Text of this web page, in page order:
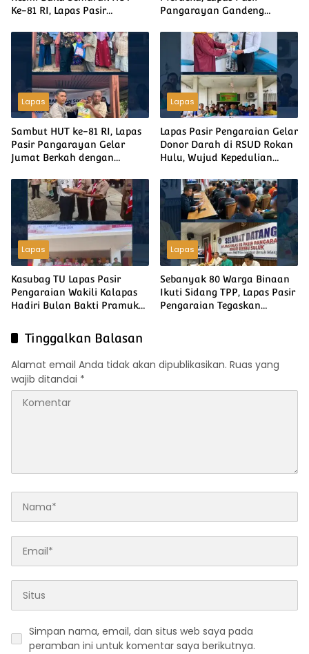
Ke-81 RI, Lapas Pasir
Terbaik di Kakanwil Cup Mini
Soccer
Pangarayan Gandeng
Pemeriksaan Kesehatan
Lapas
Sambut HUT ke-81 RI, Lapas
Pasir Pangarayan Gelar
Jumat Berkah dengan
Warga Kurang Mampu
Lapas
Lapas Pasir Pengaraian Gelar
Donor Darah di RSUD Rokan
Hulu, Wujud Kepedulian
Kemerdekaan RI
Lapas
Kasubag TU Lapas Pasir
Pengaraian Wakili Kalapas
Hadiri Bulan Bakti Pramuka
Rokan Hulu
Lapas
Sebanyak 80 Warga Binaan
Ikuti Sidang TPP, Lapas Pasir
Pengaraian Tegaskan
Tinggalkan Balasan
Alamat email Anda tidak akan dipublikasikan. Ruas yang
wajib ditandai *
Simpan nama, email, dan situs web saya pada
peramban ini untuk komentar saya berikutnya.